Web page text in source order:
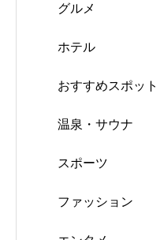
グルメ
ホテル
おすすめスポット
温泉・サウナ
スポーツ
ファッション